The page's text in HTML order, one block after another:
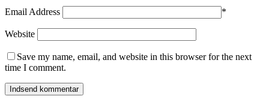
Email Address *
Website
Save my name, email, and website in this browser for the next
time I comment.